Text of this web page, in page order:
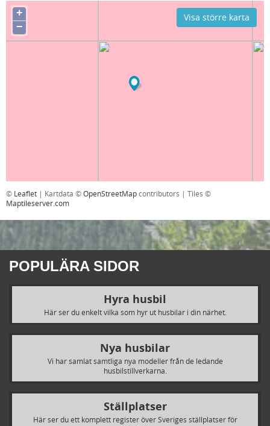
Visa större karta
+
−
© Leaflet | Kartdata ©OpenStreetMapcontributors | Tiles ©
Maptileserver.com
POPULÄRA SIDOR
Hyra husbil
Här ser du enkelt vilka som hyr ut husbilar i din närhet.
Nya husbilar
Vi har samlat samtliga nya modeller från de ledande
husbilstillverkarna.
Ställplatser
Här ser du ett komplett register över Sveriges ställplatser för